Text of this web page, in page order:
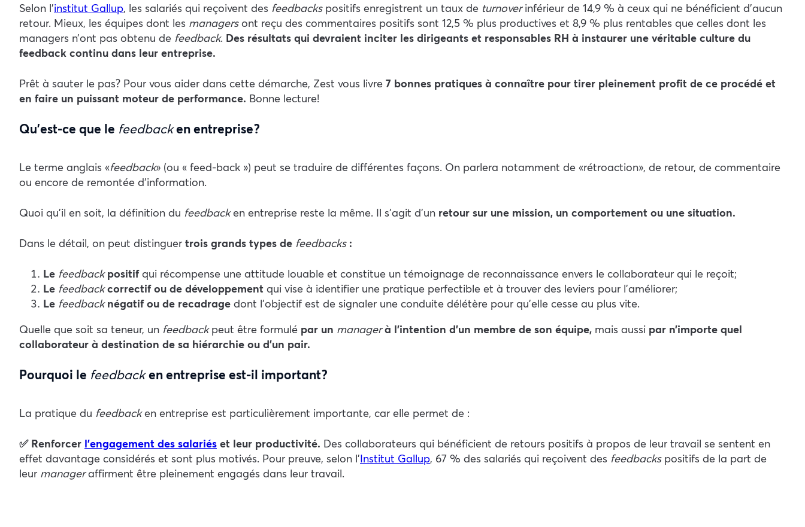
Selon l’institut Gallup, les salariés qui reçoivent des feedbacks positifs enregistrent un taux de turnoverinférieur de 14,9 % à ceux qui ne bénéficient d’aucun
retour. Mieux, les équipes dont les managersont reçu des commentaires positifs sont 12,5 % plus productives et 8,9 % plus rentables que celles dont les
managers n’ont pas obtenu de feedback. Des résultats qui devraient inciter les dirigeants et responsables RH à instaurer une véritable culture du
feedback continu dans leur entreprise.
Prêt à sauter le pas ? Pour vous aider dans cette démarche, Zest vous livre 7 bonnes pratiques à connaître pour tirer pleinement profit de ce procédé et
en faire un puissant moteur de performance. Bonne lecture !
Qu’est-ce que le feedbacken entreprise ?
Le terme anglais «feedback» (ou « feed-back ») peut se traduire de différentes façons. On parlera notamment de « rétroaction », de retour, de commentaire
ou encore de remontée d’information.
Quoi qu’il en soit, la définition du feedbacken entreprise reste la même. Il s’agit d’un retour sur une mission, un comportement ou une situation.
Dans le détail, on peut distinguer trois grands types de feedbacks:
Le feedbackpositifqui récompense une attitude louable et constitue un témoignage de reconnaissance envers le collaborateur qui le reçoit ;
Le feedbackcorrectif ou de développement qui vise à identifier une pratique perfectible et à trouver des leviers pour l’améliorer ;
Le feedbacknégatif ou de recadrage dont l’objectif est de signaler une conduite délétère pour qu’elle cesse au plus vite.
Quelle que soit sa teneur, un feedbackpeut être formulé par un managerà l’intention d’un membre de son équipe, mais aussi par n’importe quel
collaborateur à destination de sa hiérarchie ou d’un pair.
Pourquoi le feedbacken entreprise est-il important ?
La pratique du feedbacken entreprise est particulièrement importante, car elle permet de :
✅ Renforcer l’engagement des salariés et leur productivité. Des collaborateurs qui bénéficient de retours positifs à propos de leur travail se sentent en
effet davantage considérés et sont plus motivés. Pour preuve, selon l’Institut Gallup, 67 % des salariés qui reçoivent des feedbacks positifs de la part de
leur manageraffirment être pleinement engagés dans leur travail.